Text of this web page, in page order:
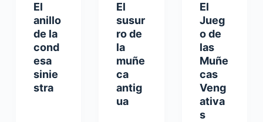
El
anillo
de la
cond
esa
sinie
stra
El
susur
ro de
la
muñe
ca
antig
ua
El
Jueg
o de
las
Muñe
cas
Veng
ativa
s